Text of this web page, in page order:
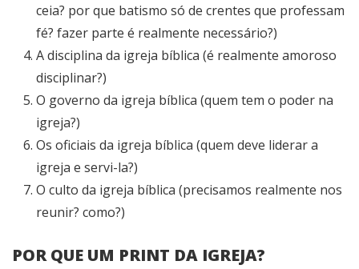
ceia? por que batismo só de crentes que professam
fé? fazer parte é realmente necessário?)
A disciplina da igreja bíblica (é realmente amoroso
disciplinar?)
O governo da igreja bíblica (quem tem o poder na
igreja?)
Os oficiais da igreja bíblica (quem deve liderar a
igreja e servi-la?)
O culto da igreja bíblica (precisamos realmente nos
reunir? como?)
POR QUE UM PRINT DA IGREJA?